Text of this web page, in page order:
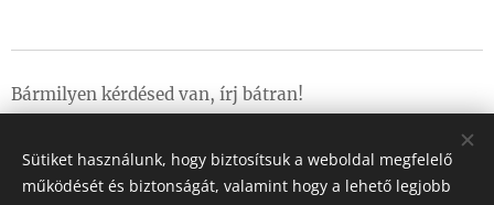
Bármilyen kérdésed van, írj bátran!
szakmai műhelyeken.
Sütiket használunk, hogy biztosítsuk a weboldal megfelelő
működését és biztonságát, valamint hogy a lehető legjobb